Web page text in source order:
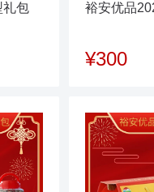
礼包 裕安优品
¥300